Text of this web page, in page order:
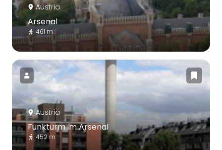
Austria
Arsenal
461 m
Austria
Funkturm im Arsenal
452 m